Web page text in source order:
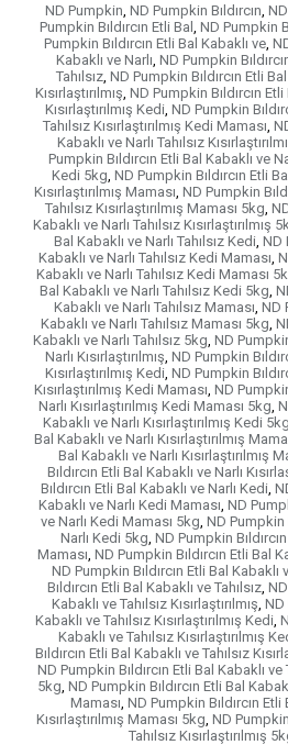
ND Pumpkin ND Pumpkin Bıldırcın
Pumpkin Bıldırcın Etli Bal
ND Pumpkin
Pumpkin Bıldırcın Etli Bal Kabaklı ve,
Kabaklı ve Narlı ND Pumpkin
Tahılsız, ND Pumpkin Bıldırcın Etli
Kısırlaştırılmış ND Pumpkin Bıldırcın Etli
Kısırlaştırılmış Kedi ND Pumpkin
Tahılsız Kısırlaştırılmış Kedi Maması
Kabaklı ve Narlı Tahılsız
Pumpkin Bıldırcın Etli Bal Kabaklı ve
Kedi 5kg ND Pumpkin Bıldırcın Etli
Kısırlaştırılmış Maması ND Pumpkin
Tahılsız Kısırlaştırılmış Maması 5kg
Kabaklı ve Narlı Tahılsız Kısırlaştırılmış
Bal Kabaklı ve Narlı Tahılsız Kedi ND
Kabaklı ve Narlı Tahılsız Kedi Maması
Kabaklı ve Narlı Tahılsız Kedi Maması
Bal Kabaklı ve Narlı Tahılsız Kedi 5kg
Kabaklı ve Narlı Tahılsız Maması ND
Kabaklı ve Narlı Tahılsız Maması 5kg
Kabaklı ve Narlı Tahılsız 5kg ND
Narlı Kısırlaştırılmış ND Pumpkin
Kısırlaştırılmış Kedi ND Pumpkin
Kısırlaştırılmış Kedi Maması ND
Narlı Kısırlaştırılmış Kedi Maması 5kg
Kabaklı ve Narlı Kısırlaştırılmış Kedi 5kg
Bal Kabaklı ve Narlı Kısırlaştırılmış
Bal Kabaklı ve Narlı Kısırlaştırılmış
Bıldırcın Etli Bal Kabaklı ve Narlı
Bıldırcın Etli Bal Kabaklı ve Narlı Kedi
Kabaklı ve Narlı Kedi Maması ND
ve Narlı Kedi Maması 5kg ND Pumpkin
Narlı Kedi 5kg ND Pumpkin
Maması ND Pumpkin Bıldırcın Etli Bal
ND Pumpkin Bıldırcın Etli Bal Kabaklı
Bıldırcın Etli Bal Kabaklı ve Tahılsız
Kabaklı ve Tahılsız Kısırlaştırılmış ND
Kabaklı ve Tahılsız Kısırlaştırılmış Kedi
Kabaklı ve Tahılsız Kısırlaştırılmış
Bıldırcın Etli Bal Kabaklı ve Tahılsız
ND Pumpkin Bıldırcın Etli Bal Kabaklı ve
5kg ND Pumpkin Bıldırcın Etli Bal
Maması ND Pumpkin Bıldırcın Etli
Kısırlaştırılmış Maması 5kg ND
Tahılsız Kısırlaştırılmış